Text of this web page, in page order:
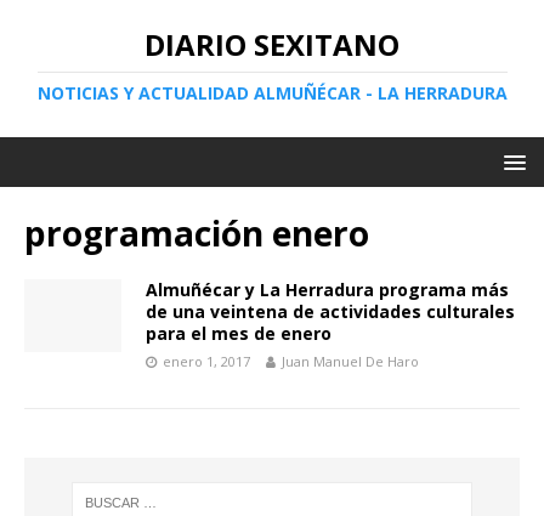
DIARIO SEXITANO
NOTICIAS Y ACTUALIDAD ALMUÑÉCAR - LA HERRADURA
programación enero
Almuñécar y La Herradura programa más
de una veintena de actividades culturales
para el mes de enero
enero 1, 2017 Juan Manuel De Haro